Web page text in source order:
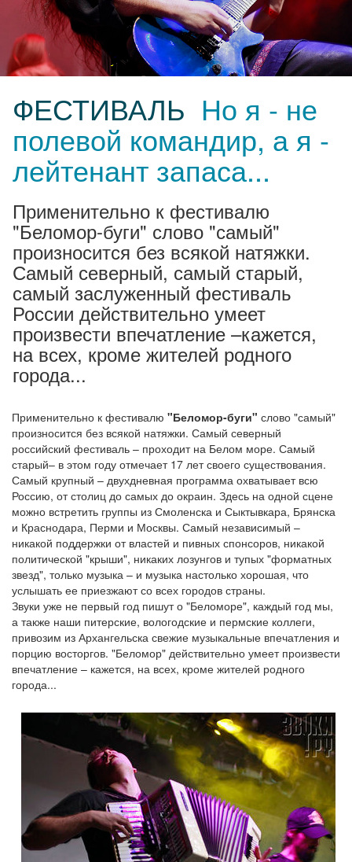
ФЕСТИВАЛЬ Но я - не
полевой командир, а я -
лейтенант запаса...
Применительно к фестивалю
"Беломор-буги" слово "самый"
произносится без всякой натяжки.
Самый северный, самый старый,
самый заслуженный фестиваль
России действительно умеет
произвести впечатление –кажется,
на всех, кроме жителей родного
города...
Применительно к фестивалю "Беломор-буги" слово "самый"
произносится без всякой натяжки. Самый северный
российский фестиваль – проходит на Белом море. Самый
старый– в этом году отмечает 17 лет своего существования.
Самый крупный – двухдневная программа охватывает всю
Россию, от столиц до самых до окраин. Здесь на одной сцене
можно встретить группы из Смоленска и Сыктывкара, Брянска
и Краснодара, Перми и Москвы. Самый независимый –
никакой поддержки от властей и пивных спонсоров, никакой
политической "крыши", никаких лозунгов и тупых "форматных
звезд", только музыка – и музыка настолько хорошая, что
услышать ее приезжают со всех городов страны.
Звуки уже не первый год пишут о "Беломоре", каждый год мы,
а также наши питерские, вологодские и пермские коллеги,
привозим из Архангельска свежие музыкальные впечатления и
порцию восторгов. "Беломор" действительно умеет произвести
впечатление – кажется, на всех, кроме жителей родного
города...